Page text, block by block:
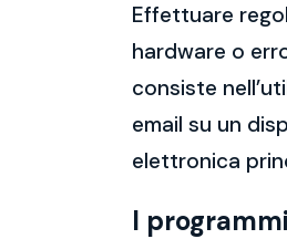
Effettuare
hardware o
consiste
email su un
elettronica
I